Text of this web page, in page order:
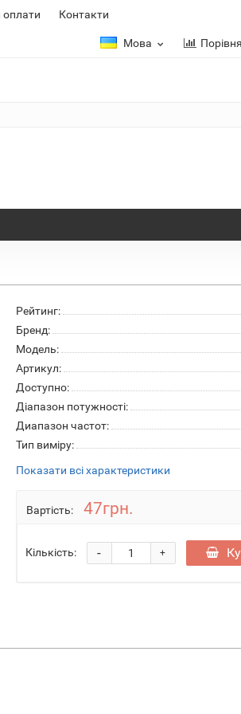
Контакти
Мова
Рейтинг:
Бренд:
Модель:
Артикул:
Доступно:
Діапазон потужності:
Диапазон частот:
Тип виміру:
Показати всі характеристики
Вартість: 47грн.
Кількість: +
-